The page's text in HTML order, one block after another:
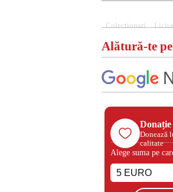
Colectionari
Alătură-te pe
Donează
calitate
Alege suma pe